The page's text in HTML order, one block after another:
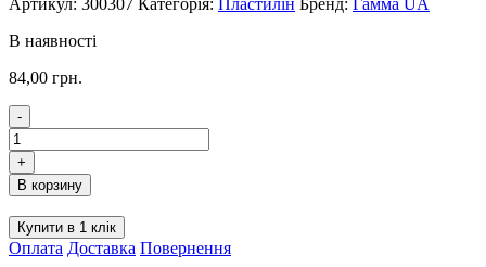
В наявності
84,00 грн.
-
Пластилін
Гамма
UA
Мозаїка
8
кольорів
кількість
+
В корзину
Купити в 1 клік
Оплата Доставка Повернення